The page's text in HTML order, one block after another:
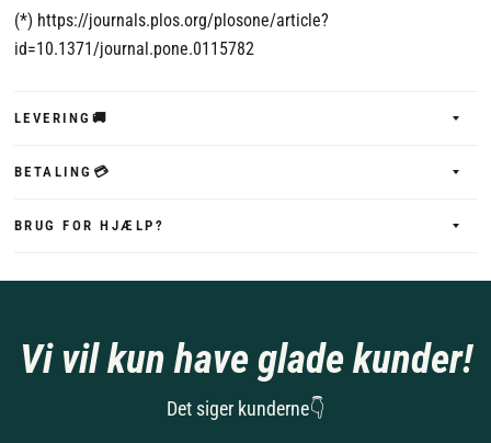
(*) https://journals.plos.org/plosone/article?
id=10.1371/journal.pone.0115782
LEVERING🚚
BETALING💳
BRUG FOR HJÆLP?
Vi vil kun have glade kunder!
Det siger kunderne👇